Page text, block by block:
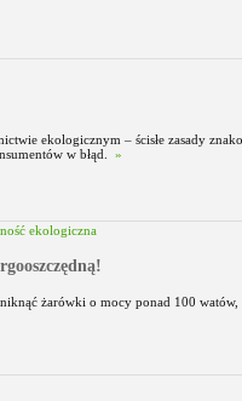
ekologicznym – ścisłe zasady
w błąd. »
ekologiczna
żarówki o mocy ponad 100